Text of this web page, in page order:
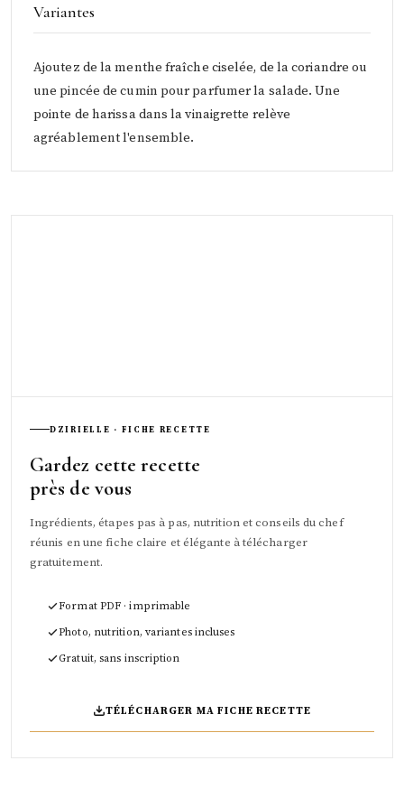
Variantes
Ajoutez de la menthe fraîche ciselée, de la coriandre ou
une pincée de cumin pour parfumer la salade. Une
pointe de harissa dans la vinaigrette relève
agréablement l'ensemble.
DZIRIELLE · FICHE RECETTE
Gardez cette recette
près de vous
Ingrédients, étapes pas à pas, nutrition et conseils du chef
réunis en une fiche claire et élégante à télécharger
gratuitement.
Format PDF · imprimable
Photo, nutrition, variantes incluses
Gratuit, sans inscription
TÉLÉCHARGER MA FICHE RECETTE